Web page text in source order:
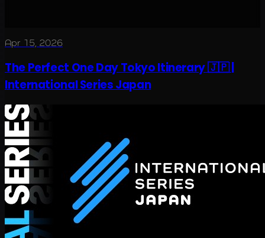
Apr 15, 2026
The Perfect One Day Tokyo Itinerary 🇯🇵 |
International Series Japan